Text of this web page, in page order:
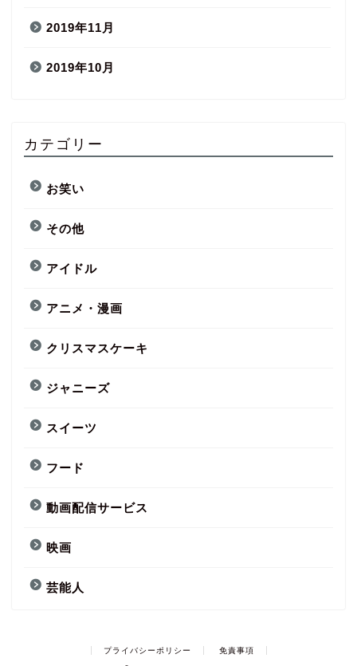
2019年11月
2019年10月
カテゴリー
お笑い
その他
アイドル
アニメ・漫画
クリスマスケーキ
ジャニーズ
スイーツ
フード
動画配信サービス
映画
芸能人
プライバシーポリシー 免責事項